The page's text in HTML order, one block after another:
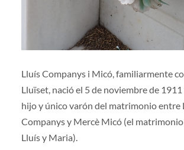
Lluís Companys i Micó, familiarmente
Lluïset, nació el 5 de noviembre de
hijo y único varón del matrimonio entre
Companys y Mercè Micó (el
Lluís y Maria).